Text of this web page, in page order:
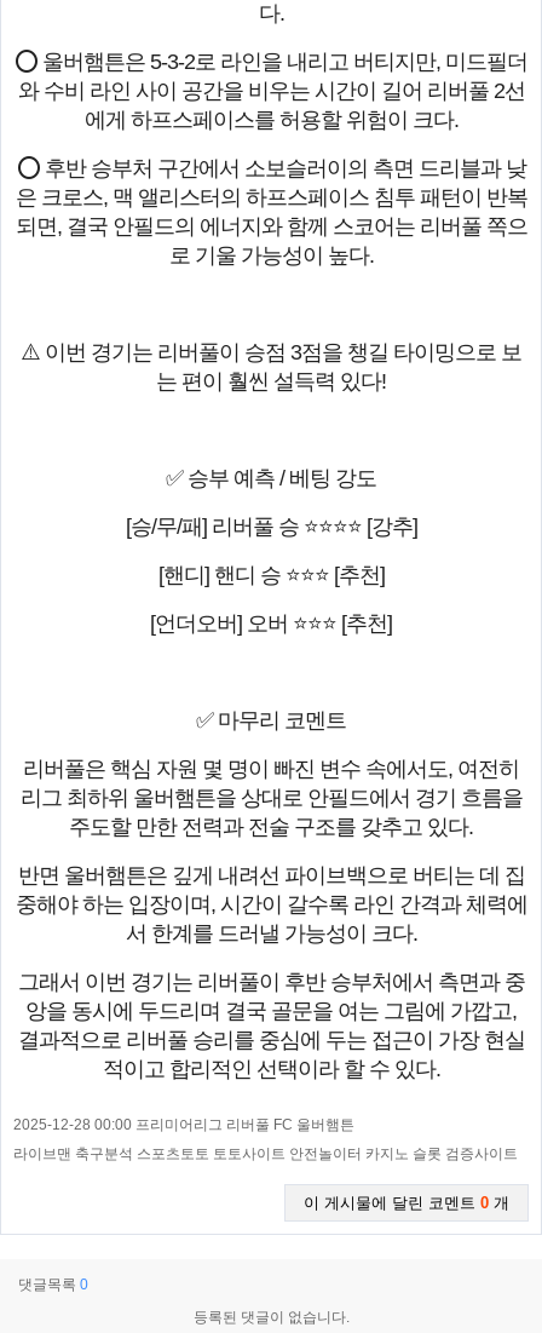
다.
⭕ 울버햄튼은 5-3-2로 라인을 내리고 버티지만, 미드필더
와 수비 라인 사이 공간을 비우는 시간이 길어 리버풀 2선
에게 하프스페이스를 허용할 위험이 크다.
⭕ 후반 승부처 구간에서 소보슬러이의 측면 드리블과 낮
은 크로스, 맥 앨리스터의 하프스페이스 침투 패턴이 반복
되면, 결국 안필드의 에너지와 함께 스코어는 리버풀 쪽으
로 기울 가능성이 높다.
⚠️ 이번 경기는 리버풀이 승점 3점을 챙길 타이밍으로 보
는 편이 훨씬 설득력 있다!
✅ 승부 예측 / 베팅 강도
[승/무/패] 리버풀 승 ⭐⭐⭐⭐ [강추]
[핸디] 핸디 승 ⭐⭐⭐ [추천]
[언더오버] 오버 ⭐⭐⭐ [추천]
✅ 마무리 코멘트
리버풀은 핵심 자원 몇 명이 빠진 변수 속에서도, 여전히
리그 최하위 울버햄튼을 상대로 안필드에서 경기 흐름을
주도할 만한 전력과 전술 구조를 갖추고 있다.
반면 울버햄튼은 깊게 내려선 파이브백으로 버티는 데 집
중해야 하는 입장이며, 시간이 갈수록 라인 간격과 체력에
서 한계를 드러낼 가능성이 크다.
그래서 이번 경기는 리버풀이 후반 승부처에서 측면과 중
앙을 동시에 두드리며 결국 골문을 여는 그림에 가깝고,
결과적으로 리버풀 승리를 중심에 두는 접근이 가장 현실
적이고 합리적인 선택이라 할 수 있다.
2025-12-28 00:00 프리미어리그 리버풀 FC 울버햄튼
라이브맨 축구분석 스포츠토토 토토사이트 안전놀이터 카지노 슬롯 검증사이트
이 게시물에 달린 코멘트 0 개
댓글목록 0
등록된 댓글이 없습니다.